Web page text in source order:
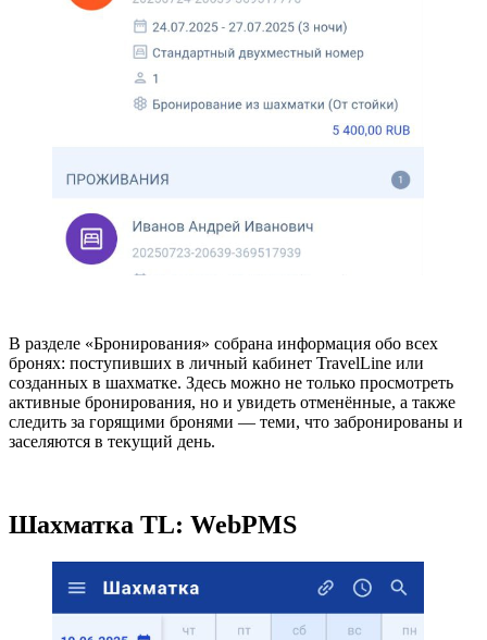
В разделе «Бронирования» собрана информация обо всех
бронях: поступивших в личный кабинет TravelLine или
созданных в шахматке. Здесь можно не только просмотреть
активные бронирования, но и увидеть отменённые, а также
следить за горящими бронями — теми, что забронированы и
заселяются в текущий день.
Шахматка TL: WebPMS